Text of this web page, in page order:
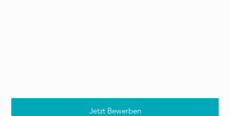
Jetzt Bewerben